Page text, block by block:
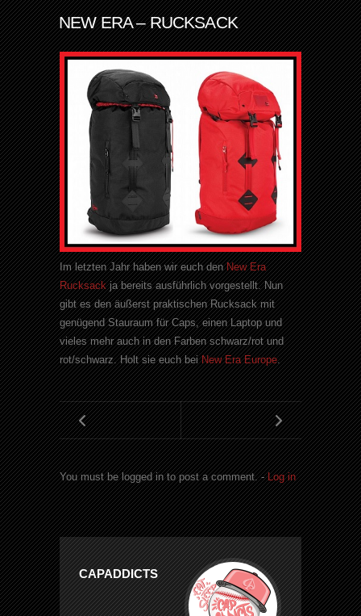
NEW ERA – RUCKSACK
Im letzten Jahr haben wir euch denNew Era
Rucksackja bereits ausführlich vorgestellt. Nun
gibt es den äußerst praktischen Rucksack mit
genügend Stauraum für Caps, einen Laptop und
vieles mehr auch in den Farben schwarz/rot und
rot/schwarz. Holt sie euch beiNew Era Europe.
You must be logged in to post a comment. -Log in
CAPADDICTS